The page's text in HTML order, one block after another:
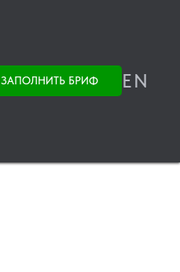
ЗАПОЛНИТЬ БРИФ EN